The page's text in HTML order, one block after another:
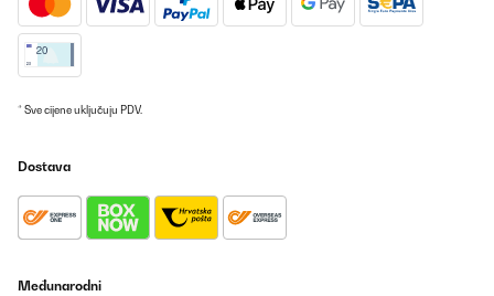
* Sve cijene uključuju PDV.
Dostava
Međunarodni